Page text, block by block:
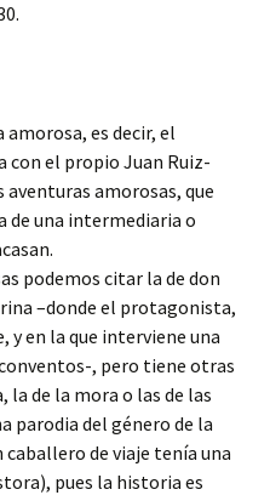
es decir, el
el propio Juan Ruiz-
amorosas, que
de una intermediaria o
podemos citar la de don
–donde el protagonista,
y en la que interviene una
, pero tiene otras
la de la mora o las de las
parodia del género de la
de viaje tenía una
pues la historia es